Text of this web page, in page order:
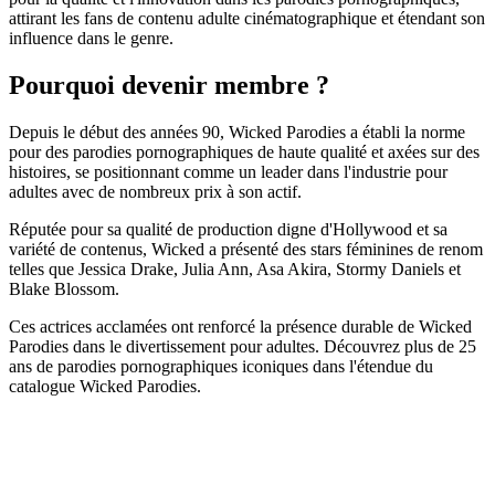
attirant les fans de contenu adulte cinématographique et étendant son
influence dans le genre.
Pourquoi devenir membre ?
Depuis le début des années 90, Wicked Parodies a établi la norme
pour des parodies pornographiques de haute qualité et axées sur des
histoires, se positionnant comme un leader dans l'industrie pour
adultes avec de nombreux prix à son actif.
Réputée pour sa qualité de production digne d'Hollywood et sa
variété de contenus, Wicked a présenté des stars féminines de renom
telles que Jessica Drake, Julia Ann, Asa Akira, Stormy Daniels et
Blake Blossom.
Ces actrices acclamées ont renforcé la présence durable de Wicked
Parodies dans le divertissement pour adultes. Découvrez plus de 25
ans de parodies pornographiques iconiques dans l'étendue du
catalogue Wicked Parodies.